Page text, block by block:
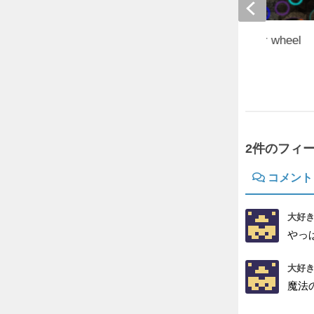
[1.14.4+] World of color wheel
2件のフィ
コメント
大好
やっ
大好
魔法